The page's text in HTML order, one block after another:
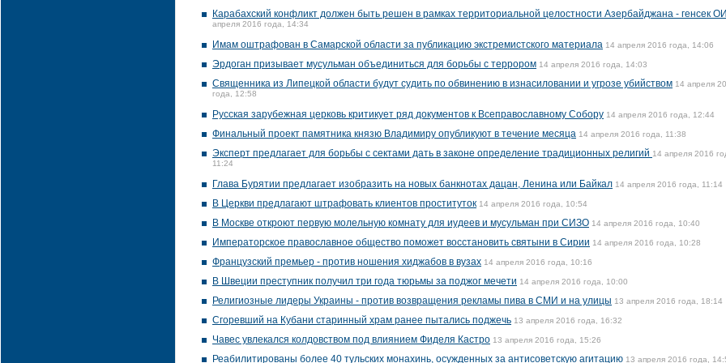
Карабахский конфликт должен быть решен в рамках территориальной целостности Азербайджана - генсек
апреля 2016 года, 14:34
Имам оштрафован в Самарской области за публикацию экстремистского материала 14 апреля 2016 года, 14:06
Эрдоган призывает мусульман объединиться для борьбы с террором 14 апреля 2016 года, 14:03
Священника из Липецкой области будут судить по обвинению в изнасиловании и угрозе убийством 14 апреля
года, 12:58
Русская зарубежная церковь критикует ряд документов к Всеправославному Собору 14 апреля 2016 года, 12:44
Финальный проект памятника князю Владимиру опубликуют в течение месяца 14 апреля 2016 года, 11:38
Эксперт предлагает для борьбы с сектами дать в законе определение традиционных религий 14 апреля 2016
11:24
Глава Бурятии предлагает изобразить на новых банкнотах дацан, Ленина или Байкал 14 апреля 2016 года, 11:14
В Церкви предлагают штрафовать клиентов проституток 14 апреля 2016 года, 10:54
В Москве откроют первую молельную комнату для иудеев и мусульман при СИЗО 14 апреля 2016 года, 10:40
Императорское православное общество поможет восстановить святыни в Сирии 14 апреля 2016 года, 10:28
Французский премьер - против ношения хиджабов в вузах 14 апреля 2016 года, 10:16
В Швеции преступник получил три года тюрьмы за поджог мечети 14 апреля 2016 года, 10:00
Религиозные лидеры Украины - против возвращения рекламы пива в СМИ и на улицы 13 апреля 2016 года, 18:14
Сгоревший на Кубани старинный храм ранее пытались поджечь 13 апреля 2016 года, 16:32
Чавес увлекался колдовством под влиянием Фиделя Кастро 13 апреля 2016 года, 15:26
Реабилитированы более 40 тульских монахинь, осужденных за антисоветскую агитацию 13 апреля 2016 года,